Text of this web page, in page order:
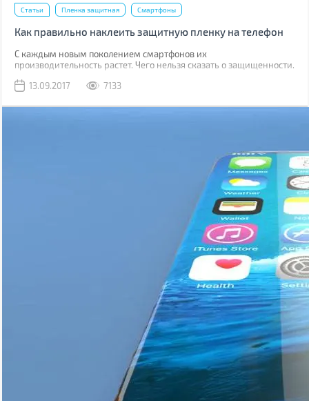
Статьи Пленка защитная Смартфоны
Как правильно наклеить защитную пленку на телефон
С каждым новым поколением смартфонов их
производительность растет. Чего нельзя сказать о защищенности.
водонепроницаемость, но все также уязвимы к механическим
13.09.2017 7133